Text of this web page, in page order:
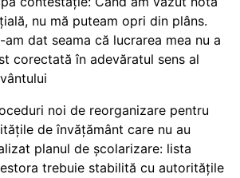
nu mă puteam opri din plâns.
am dat seama că lucrarea mea nu a
corectată în adevăratul sens al
noi de reorganizare pentru
de învățământ care nu au
planul de școlarizare: lista
trebuie stabilită cu autoritățile